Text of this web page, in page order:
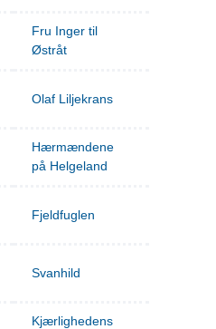
Fru Inger til
Østråt
Olaf Liljekrans
Hærmændene
på Helgeland
Fjeldfuglen
Svanhild
Kjærlighedens